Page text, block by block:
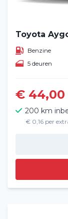
Toyota
Benzine
5 deuren
€ 44,00
200 km
€ 0,16 per